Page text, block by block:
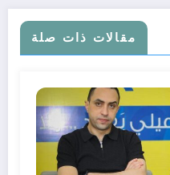
مقالات ذات صلة